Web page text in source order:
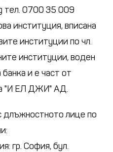
тел. 0700 35 009
институция, вписана
институции по чл.
институции, воден
и е част от
"И ЕЛ ДЖИ" АД.
длъжностното лице по
гр. София, бул.